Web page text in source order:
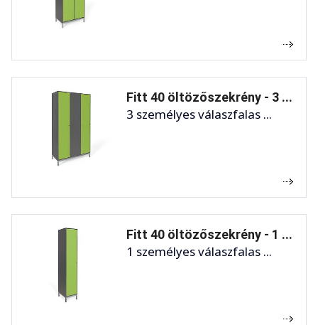
Fitt 40 öltözőszekrény - 3 ...
3 személyes válaszfalas ...
Fitt 40 öltözőszekrény - 1 ...
1 személyes válaszfalas ...